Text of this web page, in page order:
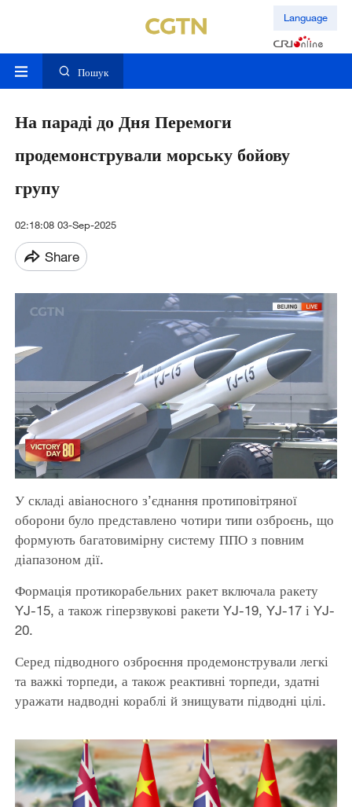
Language
Пошук
На параді до Дня Перемоги
продемонстрували морську бойову
групу
02:18:08 03-Sep-2025
Share
У складі авіаносного з’єднання протиповітряної
оборони було представлено чотири типи озброєнь, що
формують багатовимірну систему ППО з повним
діапазоном дії.
Формація протикорабельних ракет включала ракету
YJ-15, а також гіперзвукові ракети YJ-19, YJ-17 і YJ-
20.
Серед підводного озброєння продемонстрували легкі
та важкі торпеди, а також реактивні торпеди, здатні
уражати надводні кораблі й знищувати підводні цілі.